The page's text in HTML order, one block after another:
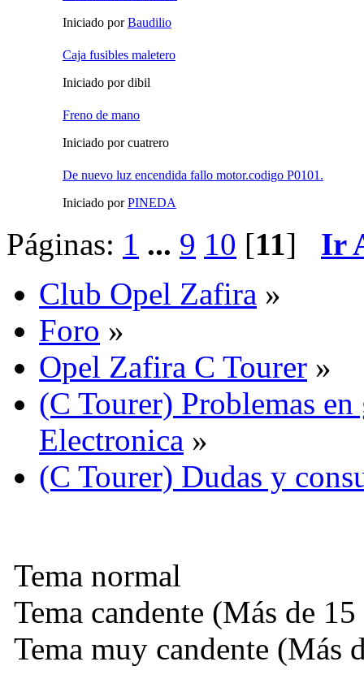
Iniciado porBaudilio
Caja fusibles maletero
Iniciado por dibil
Freno de mano
Iniciado por cuatrero
De nuevo luz encendida fallo motor.codigo P0101.
Iniciado porPINEDA
Páginas: 1 ... 9 10 [11] Ir
Club Opel Zafira »
Foro »
Opel Zafira C Tourer »
(C Tourer) Problemas
Electronica »
(C Tourer) Dudas y
Tema normal
Tema candente (Más de 15
Tema muy candente (Más